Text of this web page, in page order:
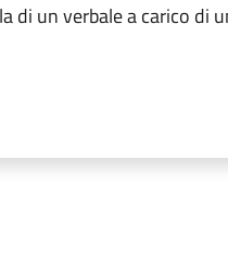
un verbale a carico di